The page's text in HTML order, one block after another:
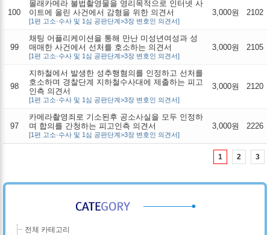
100
몰래카메라 불법촬영물을 영리목적으로 인터넷 사
이트에 올린 사건에서 감형을 위한 의견서
[1편 고소·수사 및 1심 공판단계>3장 변호인 의견서]
3,000원 2102
99
채팅 어플리케이션을 통해 만난 미성년여성과 성
매매한 사건에서 선처를 호소하는 의견서
[1편 고소·수사 및 1심 공판단계>3장 변호인 의견서]
3,000원 2105
98
지하철에서 발생한 성추행혐의를 인정하고 선처를
호소하며 경찰단계 지하철수사대에 제출하는 피고
인측 의견서
[1편 고소·수사 및 1심 공판단계>3장 변호인 의견서]
3,000원 2120
97
카메라촬영죄로 기소된후 공소사실을 모두 인정하
며 합의를 간청하는 피고인측 의견서
[1편 고소·수사 및 1심 공판단계>3장 변호인 의견서]
3,000원 2226
1 2 3
전체 카테고리